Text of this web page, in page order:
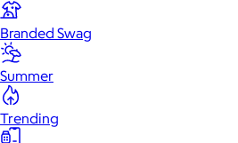
Branded Swag
Summer
Trending